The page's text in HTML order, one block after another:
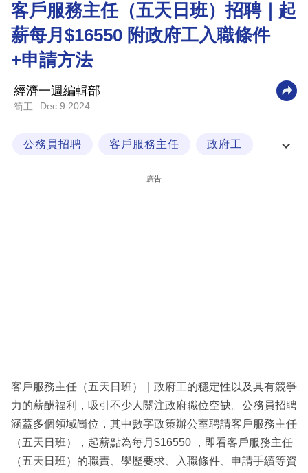
財
商
業
科
技
客戶服務主任（五天日班）招聘｜起
薪每月$16550 附政府工入職條件
+申請方法
經濟一週編輯部
筍工 Dec 9 2024
公務員招聘 客戶服務主任 政府工
廣告
客戶服務主任（五天日班）｜政府工的穩定性以及具有競爭
力的薪酬福利，吸引不少人關注政府職位空缺。公務員招聘
涵蓋多個領域崗位，其中數字政策辦公室聘請客戶服務主任
（五天日班），起薪點為每月$16550 ，即看客戶服務主任
（五天日班）的職責、學歷要求、入職條件、申請手續等資